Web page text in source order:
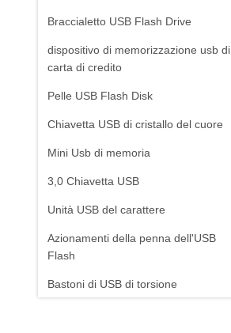
Braccialetto USB Flash Drive
dispositivo di memorizzazione usb di
carta di credito
Pelle USB Flash Disk
Chiavetta USB di cristallo del cuore
Mini Usb di memoria
3,0 Chiavetta USB
Unità USB del carattere
Azionamenti della penna dell'USB
Flash
Bastoni di USB di torsione